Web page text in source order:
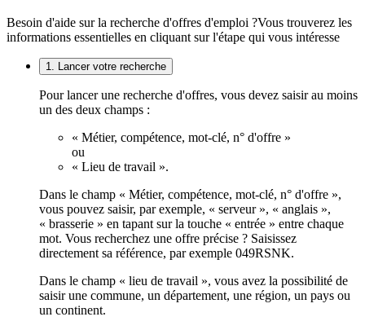
Besoin d'aide sur la recherche d'offres d'emploi ?Vous trouverez les
informations essentielles en cliquant sur l'étape qui vous intéresse
1. Lancer votre recherche
Pour lancer une recherche d'offres, vous devez saisir au moins
un des deux champs :
« Métier, compétence, mot-clé, n° d'offre »
ou
« Lieu de travail ».
Dans le champ « Métier, compétence, mot-clé, n° d'offre »,
vous pouvez saisir, par exemple, « serveur », « anglais »,
« brasserie » en tapant sur la touche « entrée » entre chaque
mot. Vous recherchez une offre précise ? Saisissez
directement sa référence, par exemple 049RSNK.
Dans le champ « lieu de travail », vous avez la possibilité de
saisir une commune, un département, une région, un pays ou
un continent.